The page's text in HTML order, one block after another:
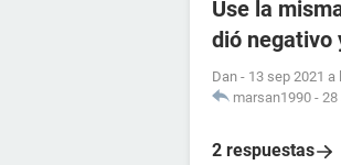
Use la
dió negativo
Dan - 13 sep 2021 a
marsan1990 - 28
2 respuestas